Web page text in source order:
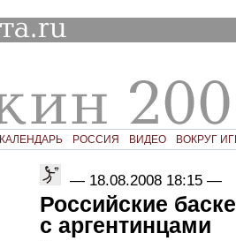
КАЛЕНДАРЬ РОССИЯ ВИДЕО ВОКРУГ
— 18.08.2008 18:15 —
Российские
с аргентинцами